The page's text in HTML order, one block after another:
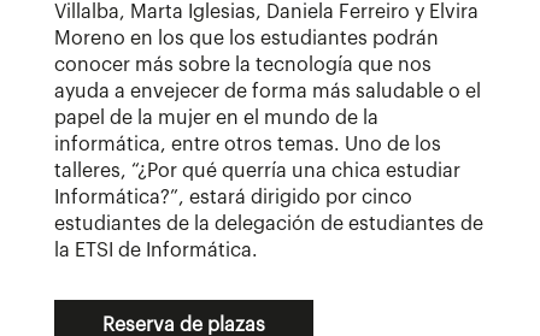
Villalba, Marta Iglesias, Daniela Ferreiro y Elvira
Moreno en los que los estudiantes podrán
conocer más sobre la tecnología que nos
ayuda a envejecer de forma más saludable o el
papel de la mujer en el mundo de la
informática, entre otros temas. Uno de los
talleres, “¿Por qué querría una chica estudiar
Informática?”, estará dirigido por cinco
estudiantes de la delegación de estudiantes de
la ETSI de Informática.
Reserva de plazas